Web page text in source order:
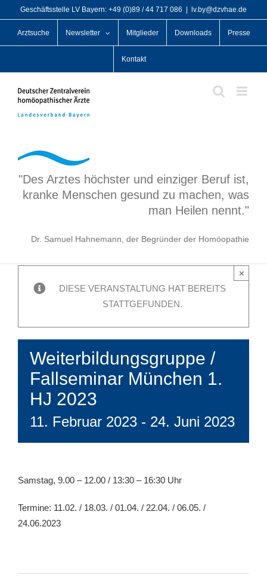
Inhalt
springen
Geschäftsstelle LV Bayern: +49 (0)89 / 44 717 086 lv.by@dzvhae.de
Arztsuche Newsletter Mitglieder Downloads Presse
Kontakt
"Des Arztes höchster und einziger Beruf ist,
kranke Menschen gesund zu machen, was
man Heilen nennt."
Dr. Samuel Hahnemann, der Begründer der Homöopathie
DIESE VERANSTALTUNG HAT BEREITS
STATTGEFUNDEN.
×
Weiterbildungsgruppe /
Fallseminar München 1.
HJ 2023
11. Februar 2023 - 24. Juni 2023
Samstag, 9.00 – 12.00 / 13:30 – 16:30 Uhr
Termine: 11.02. / 18.03. / 01.04. / 22.04. / 06.05. /
24.06.2023